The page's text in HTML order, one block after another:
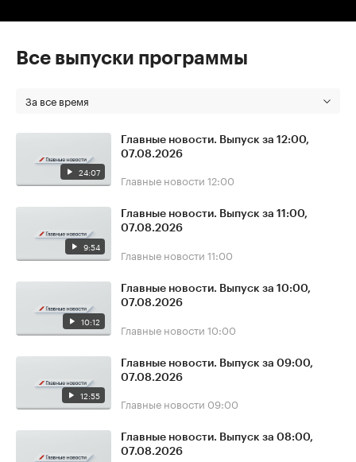
Все выпуски программы
За все время
24:07
Главные новости. Выпуск за 12:00,
07.08.2026
Главные новости 12:00
9:54
Главные новости. Выпуск за 11:00,
07.08.2026
Главные новости 11:00
10:12
Главные новости. Выпуск за 10:00,
07.08.2026
Главные новости 10:00
12:55
Главные новости. Выпуск за 09:00,
07.08.2026
Главные новости 09:00
Главные новости. Выпуск за 08:00,
07.08.2026